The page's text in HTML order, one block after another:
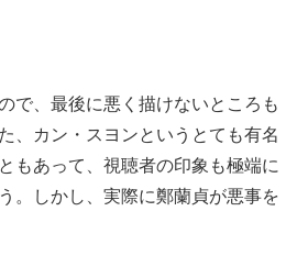
で、最後に悪く描けないところも
、カン・スヨンというとても有名
もあって、視聴者の印象も極端に
。しかし、実際に鄭蘭貞が悪事を